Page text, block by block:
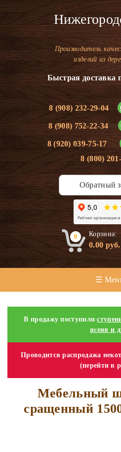
Производитель
изделий из
Быстрая доставка
8 (908) 232-29-04
8 (908) 752-22-34
8 (920) 039-75-17
8 (800)
Обратный
0 Корзина:
0.00руб.
☰
В продажу поступили
ясеня и
Проводится распродажа
(перейти в
Мебельный
сращенный